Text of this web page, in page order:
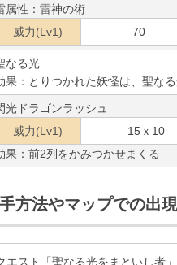
属性：雷神の術
威力(Lv1)
70
なる光
果：とりつかれた妖怪は、聖な
光ドラゴンラッシュ
威力(Lv1)
15ｘ10
果：前2列をかみつかせまくる
方法やマップでの出
エスト「聖なる光をまといし者